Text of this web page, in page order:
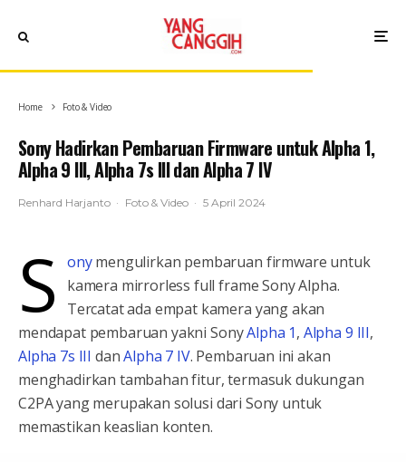
Home Foto & Video
Sony Hadirkan Pembaruan Firmware untuk Alpha 1,
Alpha 9 III, Alpha 7s III dan Alpha 7 IV
Renhard Harjanto · Foto & Video · 5 April 2024
S onymengulirkan pembaruan firmware untuk
kamera mirrorless full frame Sony Alpha.
Tercatat ada empat kamera yang akan
mendapat pembaruan yakni SonyAlpha 1, Alpha 9 III,
Alpha 7s III danAlpha 7 IV. Pembaruan ini akan
menghadirkan tambahan fitur, termasuk dukungan
C2PA yang merupakan solusi dari Sony untuk
memastikan keaslian konten.